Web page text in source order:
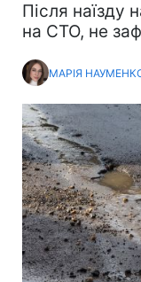
Після наїзду
на СТО, не
МАРІЯ